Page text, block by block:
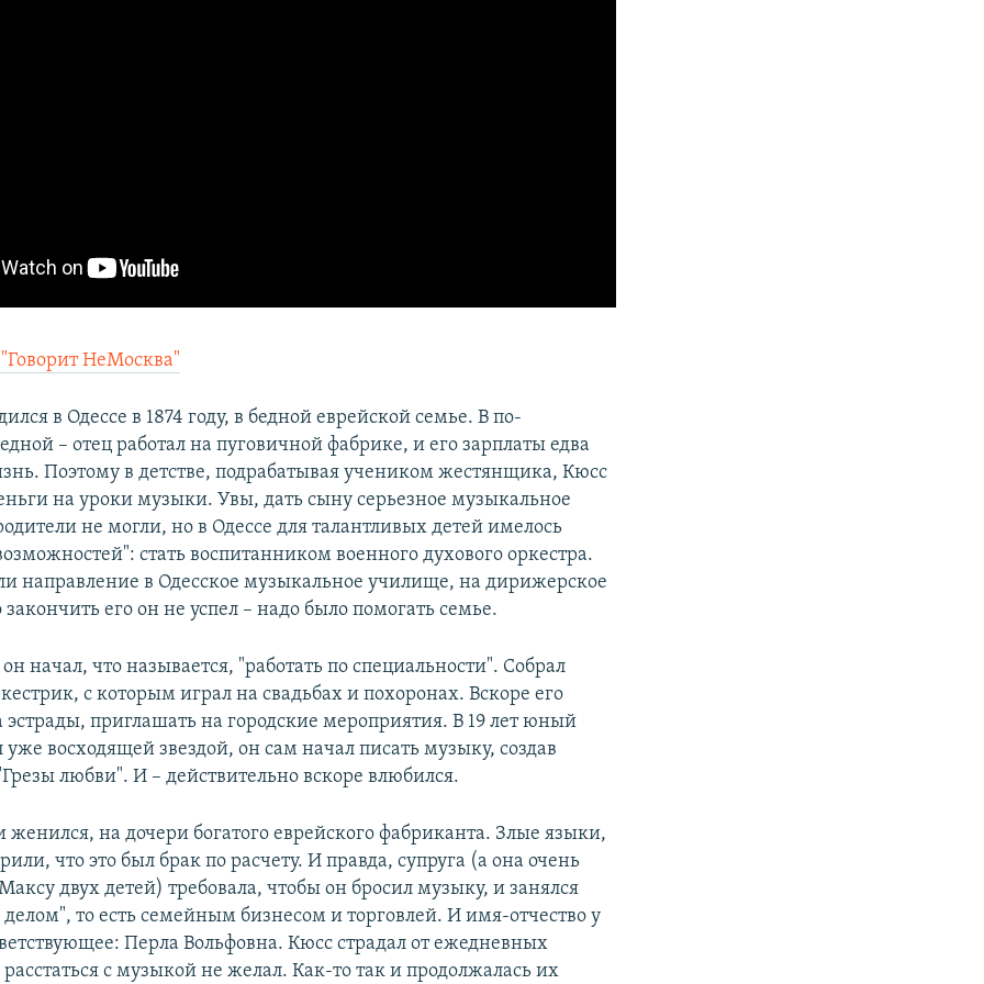
НеМосква"
в Одессе в 1874 году, в бедной еврейской семье. В по-
– отец работал на пуговичной фабрике, и его зарплаты едва
Поэтому в детстве, подрабатывая учеником жестянщика, Кюсс
на уроки музыки. Увы, дать сыну серьезное музыкальное
не могли, но в Одессе для талантливых детей имелось
стать воспитанником военного духового оркестра.
направление в Одесское музыкальное училище, на дирижерское
его он не успел – надо было помогать семье.
начал, что называется, "работать по специальности". Собрал
с которым играл на свадьбах и похоронах. Вскоре его
эстрады, приглашать на городские мероприятия. В 19 лет юный
восходящей звездой, он сам начал писать музыку, создав
любви". И – действительно вскоре влюбился.
женился, на дочери богатого еврейского фабриканта. Злые языки,
что это был брак по расчету. И правда, супруга (а она очень
двух детей) требовала, чтобы он бросил музыку, и занялся
то есть семейным бизнесом и торговлей. И имя-отчество у
Перла Вольфовна. Кюсс страдал от ежедневных
с музыкой не желал. Как-то так и продолжалась их